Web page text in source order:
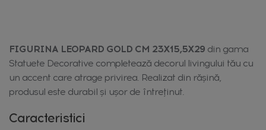
FIGURINA LEOPARD GOLD CM 23X15,5X29 din gama
Statuete Decorative completează decorul livingului tău cu
un accent care atrage privirea. Realizat din răşină,
produsul este durabil și ușor de întreținut.
Caracteristici